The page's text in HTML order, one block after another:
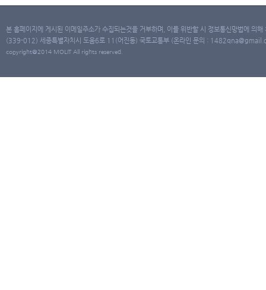
본 홈페이지에 게시된 이메일주소가 수집되는것을 거부하며, 이를 위반할 시 정보통신망법에 의
(339-012) 세종특별자치시 도움6로 11(어진동) 국토교통부 (온라인 문의 :
copyright@2014 MOLIT All rights reserved.